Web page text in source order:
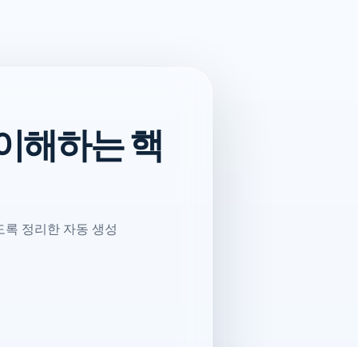
해하는 핵
정리한 자동 생성